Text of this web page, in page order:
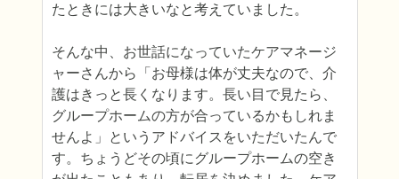
たときには大きいなと考えていました。
そんな中、お世話になっていたケアマネージ
ャーさんから「お母様は体が丈夫なので、介
護はきっと長くなります。長い目で見たら、
グループホームの方が合っているかもしれま
せんよ」というアドバイスをいただいたんで
す。ちょうどその頃にグループホームの空き